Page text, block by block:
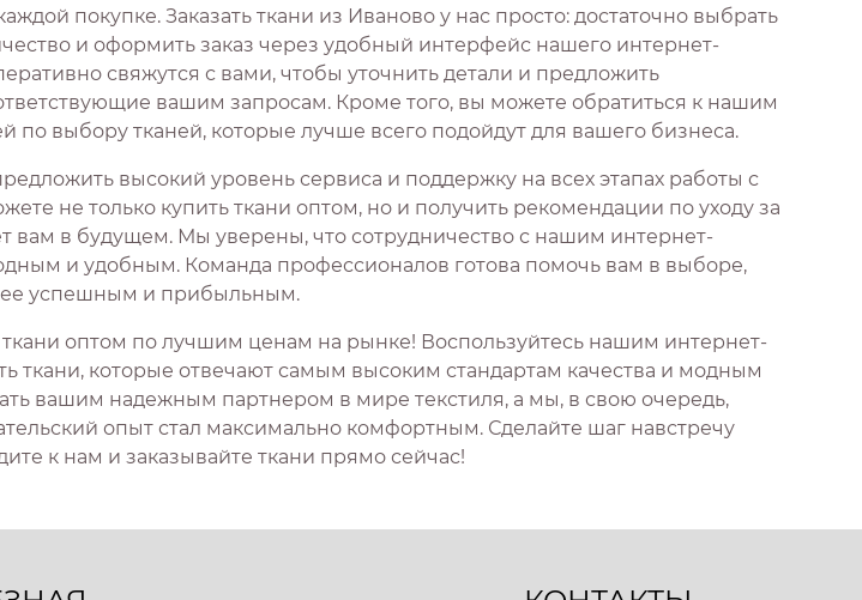
покупке. Заказать ткани из Иваново у нас просто: достаточно выбрать
и оформить заказ через удобный интерфейс нашего интернет-
свяжутся с вами, чтобы уточнить детали и предложить
вашим запросам. Кроме того, вы можете обратиться к нашим
по выбору тканей, которые лучше всего подойдут для вашего бизнеса.
высокий уровень сервиса и поддержку на всех этапах работы с
не только купить ткани оптом, но и получить рекомендации по уходу за
вам в будущем. Мы уверены, что сотрудничество с нашим интернет-
и удобным. Команда профессионалов готова помочь вам в выборе,
успешным и прибыльным.
оптом по лучшим ценам на рынке! Воспользуйтесь нашим интернет-
ткани, которые отвечают самым высоким стандартам качества и модным
вашим надежным партнером в мире текстиля, а мы, в свою очередь,
опыт стал максимально комфортным. Сделайте шаг навстречу
к нам и заказывайте ткани прямо сейчас!